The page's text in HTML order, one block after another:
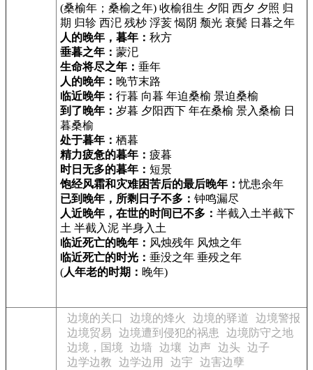
(桑榆年；桑榆之年) 收榆徂生 夕阳 西夕 夕照 归
期 归轸 西汜 残杪 浮荄 愒阴 颓光 衰鬓 日暮之年
人的晚年，暮年： 秋方
垂暮之年： 蒙汜
生命将尽之年： 垂年
人的晚年： 晚节末路
临近晚年： 行暮 向暮 年迫桑榆 景迫桑榆
到了晚年： 岁暮 夕阳西下 年在桑榆 景入桑榆 日
暮桑榆
处于暮年： 栖暮
精力疲惫的暮年： 疲暮
时日无多的暮年： 短景
饱经风霜和灾难困苦后的最后晚年：忧患余年
已到晚年，所剩日子不多： 钟鸣漏尽
人近晚年，在世的时间已不多： 半截入土半截下
土 半截入泥 半身入土
临近死亡的晚年： 风烛残年 风烛之年
临近死亡的时光： 垂没之年 垂殁之年
(人年老的时期： 晚年)
边境的关口 边境的烽火 边境的驿道
边境警报
边境贸易
边境遭到侵犯的祸患
边境防守之地
边境，国境
边墙 边壤 边声 边头
边子
边学边教
边学边用 边宇
边害边孽